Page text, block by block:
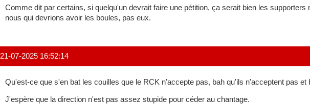
Comme dit par certains, si quelqu'un devrait faire une pétition, ça serait bien les
nous qui devrions avoir les boules, pas eux.
21-07-2025 16:52:14
Qu'est-ce que s'en bat les couilles que le RCK n'accepte pas, bah qu'ils n'acceptent pas et
J'espère que la direction n'est pas assez stupide pour céder au chantage.